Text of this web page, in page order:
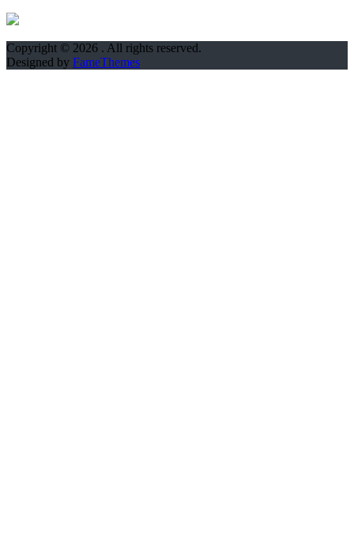
Copyright © 2026 . All rights reserved.
Designed by FameThemes